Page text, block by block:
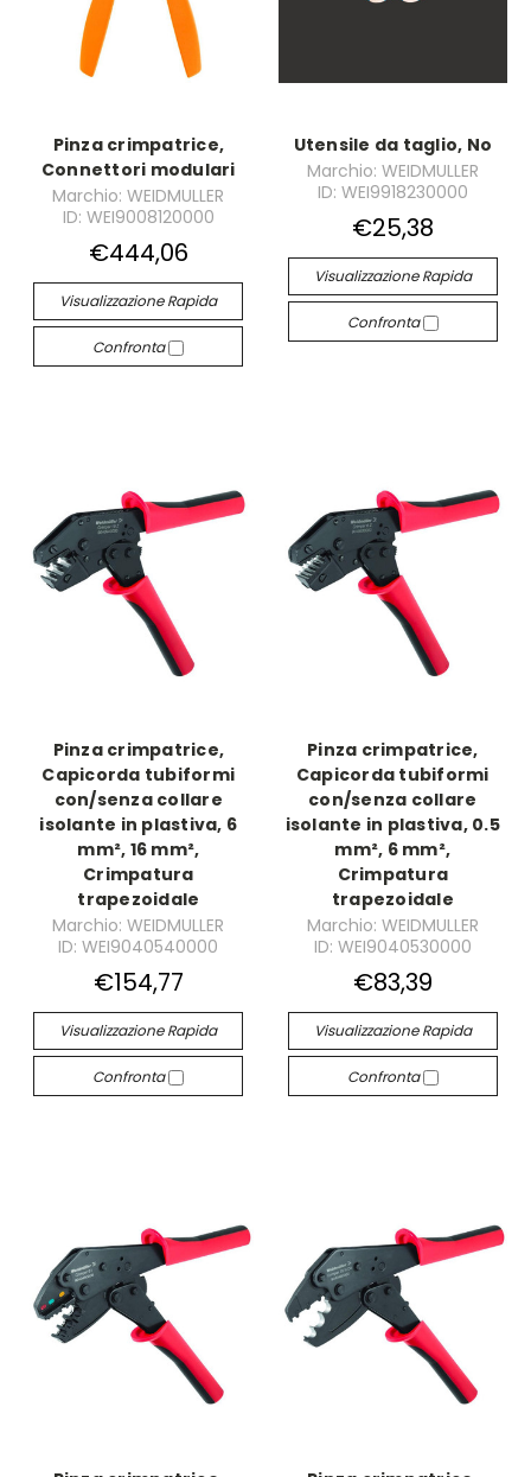
Pinza crimpatrice,
Connettori modulari
Marchio: WEIDMULLER
ID: WEI9008120000
€444,06
Visualizzazione Rapida
Confronta
Utensile da taglio, No
Marchio: WEIDMULLER
ID: WEI9918230000
€25,38
Visualizzazione Rapida
Confronta
Pinza crimpatrice,
Capicorda tubiformi
con/senza collare
isolante in plastiva, 6
mm², 16 mm²,
Crimpatura
trapezoidale
Marchio: WEIDMULLER
ID: WEI9040540000
€154,77
Visualizzazione Rapida
Confronta
Pinza crimpatrice,
Capicorda tubiformi
con/senza collare
isolante in plastiva, 0.5
mm², 6 mm²,
Crimpatura
trapezoidale
Marchio: WEIDMULLER
ID: WEI9040530000
€83,39
Visualizzazione Rapida
Confronta